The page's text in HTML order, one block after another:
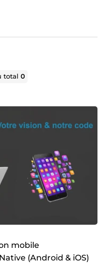
total0
mobile
(Android & iOS)